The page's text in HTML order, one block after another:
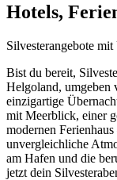
Hotels,
Silvesterangebote
Bist du bereit,
Helgoland, umgeben
einzigartige
mit Meerblick, einer
modernen
unvergleichliche
am Hafen und die
jetzt dein